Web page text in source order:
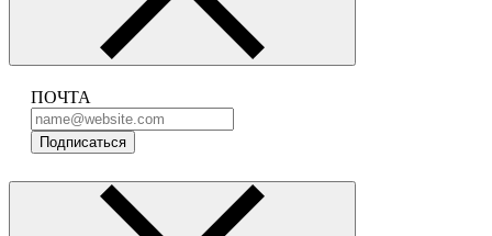
ПОЧТА
Подписаться